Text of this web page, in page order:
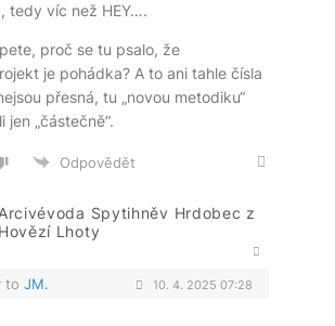
tedy víc než HEY….
proč se tu psalo, že
je pohádka? A to ani tahle čísla
přesná, tu „novou metodiku“
jen „částečně“.
Odpovědět
Arcivévoda Spytihněv Hrdobec z
Hovězí Lhoty
to JM. 10. 4. 2025 07:28